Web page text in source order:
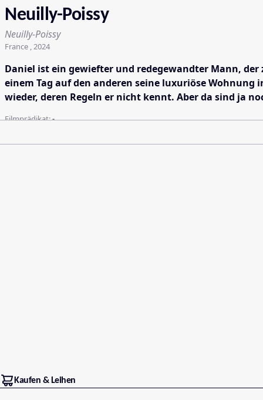
Neuilly-Poissy
Neuilly-Poissy
France , 2024
Daniel ist ein gewiefter und redegewandter Mann,
einem Tag auf den anderen seine luxuriöse
wieder, deren Regeln er nicht kennt. Aber da sind ja
Filmprädikat:-
Kaufen & Leihen